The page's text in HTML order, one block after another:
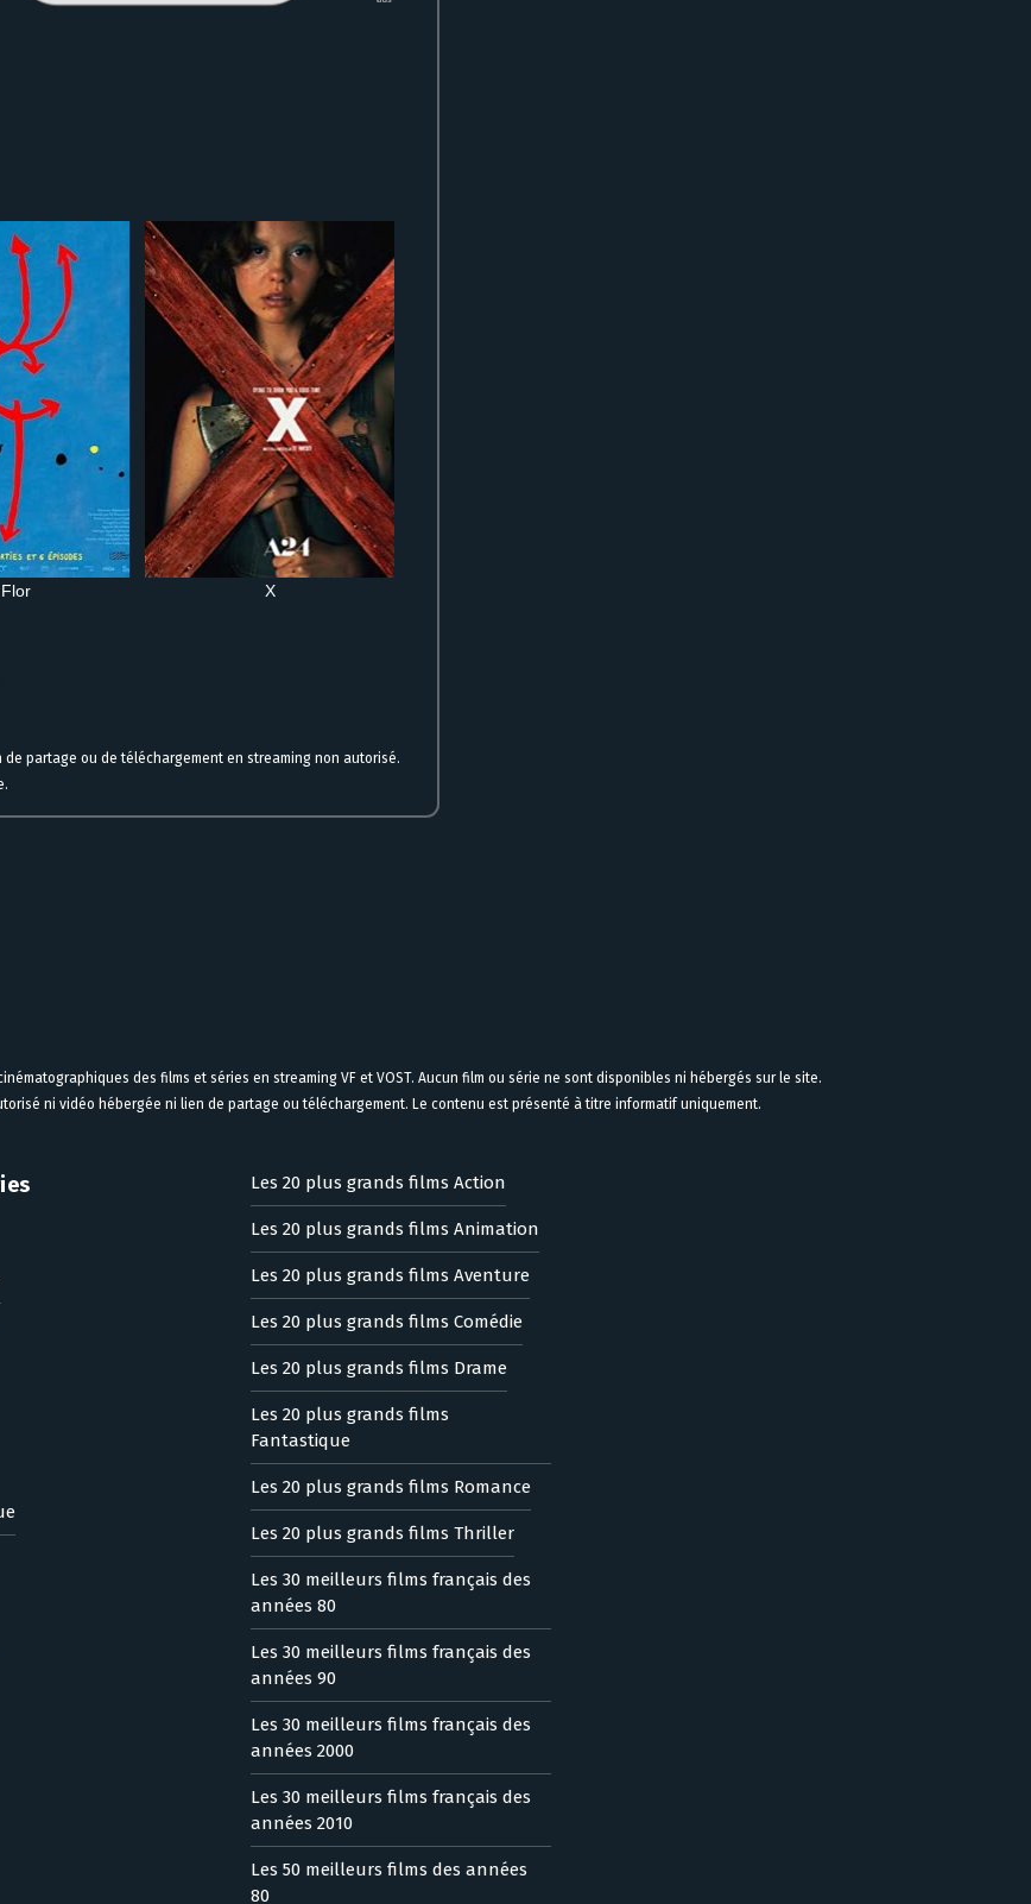
X
partage ou de téléchargement en streaming non autorisé.
des films et séries en streaming VF et VOST. Aucun film ou série ne sont disponibles ni hébergés sur le site.
ni vidéo hébergée ni lien de partage ou téléchargement. Le contenu est présenté à titre informatif uniquement.
Les 20 plus grands films Action
Les 20 plus grands films Animation
Les 20 plus grands films Aventure
Les 20 plus grands films Comédie
Les 20 plus grands films Drame
Les 20 plus grands films
Fantastique
Les 20 plus grands films Romance
Les 20 plus grands films Thriller
Les 30 meilleurs films français des
années 80
Les 30 meilleurs films français des
années 90
Les 30 meilleurs films français des
années 2000
Les 30 meilleurs films français des
années 2010
Les 50 meilleurs films des années
80